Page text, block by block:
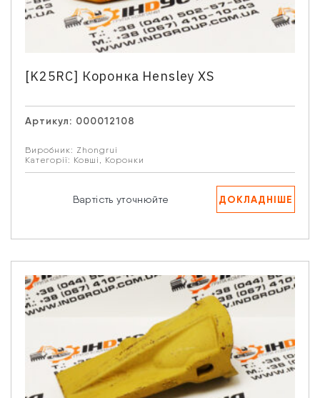
[K25RC] Коронка Hensley XS
Артикул: 000012108
Виробник: Zhongrui
Категорії: Ковші , Коронки
Вартість уточнюйте ДОКЛАДНІШЕ